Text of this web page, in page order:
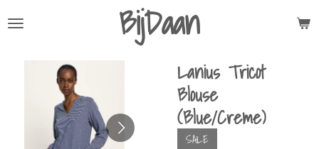
direct
hoofdinhoud
BijDaan
Lanius Tricot
Blouse
(Blue/Creme)
SALE